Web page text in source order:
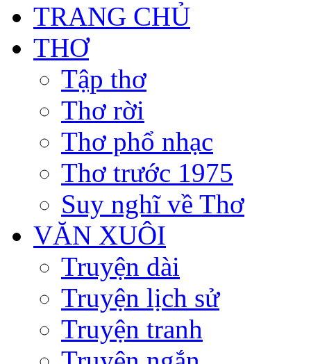
TRANG CHỦ
THƠ
Tập thơ
Thơ rời
Thơ phổ nhạc
Thơ trước 1975
Suy nghĩ về Thơ
VĂN XUÔI
Truyện dài
Truyện lịch sử
Truyện tranh